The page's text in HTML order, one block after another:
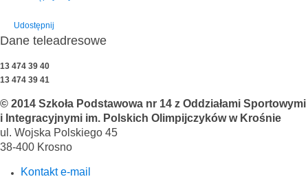
Udostępnij
Dane teleadresowe
13 474 39 40
13 474 39 41
© 2014 Szkoła Podstawowa nr 14 z Oddziałami Sportowymi
i Integracyjnymi im. Polskich Olimpijczyków w Krośnie
ul. Wojska Polskiego 45
38-400 Krosno
Kontakt e-mail